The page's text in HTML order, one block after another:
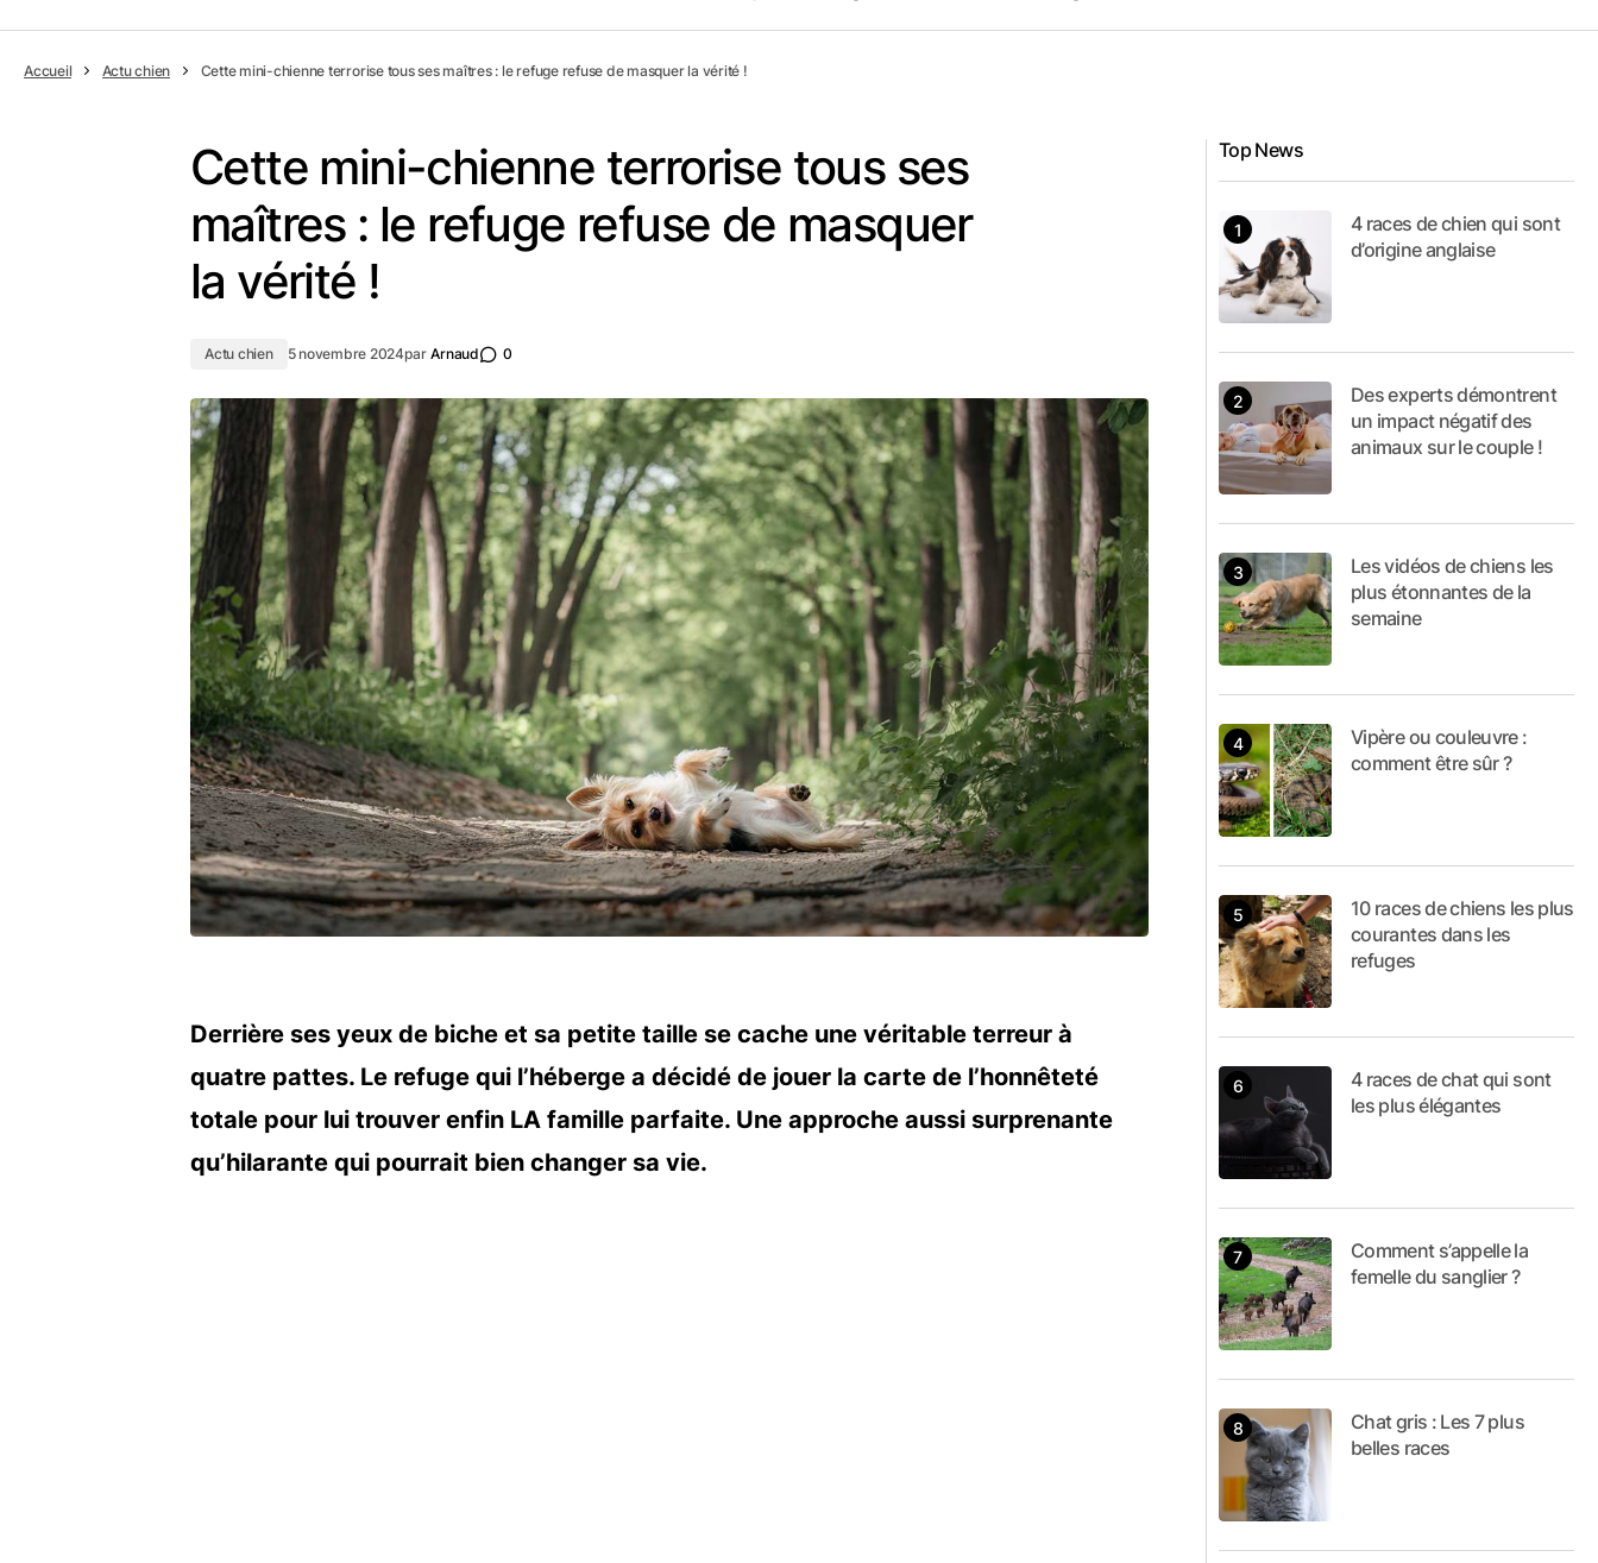
Accueil Actu chien Cette mini-chienne terrorise tous ses maîtres : le refuge refuse de masquer la vérité !
Cette mini-chienne terrorise tous ses
maîtres : le refuge refuse de masquer
la vérité !
Actu chien 5 novembre 2024par Arnaud 0
Derrière ses yeux de biche et sa petite taille se cache une véritable terreur à
quatre pattes. Le refuge qui l’héberge a décidé de jouer la carte de l’honnêteté
totale pour lui trouver enfin LA famille parfaite. Une approche aussi surprenante
qu’hilarante qui pourrait bien changer sa vie.
Top News
4 races de chien qui sont
d’origine anglaise
Des experts démontrent
un impact négatif des
animaux sur le couple !
Les vidéos de chiens les
plus étonnantes de la
semaine
Vipère ou couleuvre :
comment être sûr ?
10 races de chiens les plus
courantes dans les
refuges
4 races de chat qui sont
les plus élégantes
Comment s’appelle la
femelle du sanglier ?
Chat gris : Les 7 plus
belles races